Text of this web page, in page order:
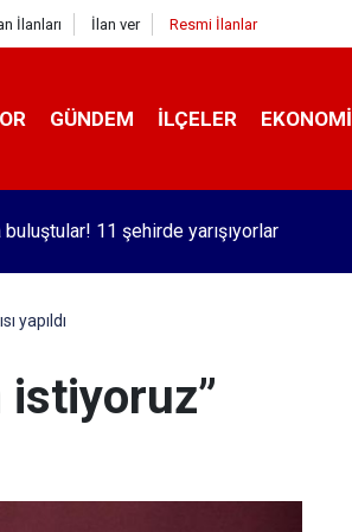
İlanları İlan ver Resmi İlanlar
GÜNDEM İLÇELER EKONOMI
11 şehirde yarışıyorlar
yapıldı
istiyoruz”